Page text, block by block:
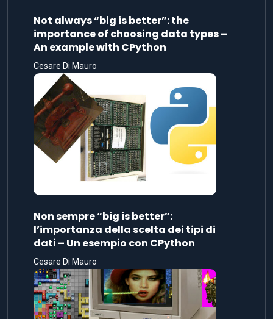
Not always “big is better”: the
importance of choosing data types –
An example with CPython
Cesare Di Mauro
Non sempre “big is better”:
l’importanza della scelta dei tipi di
dati – Un esempio con CPython
Cesare Di Mauro